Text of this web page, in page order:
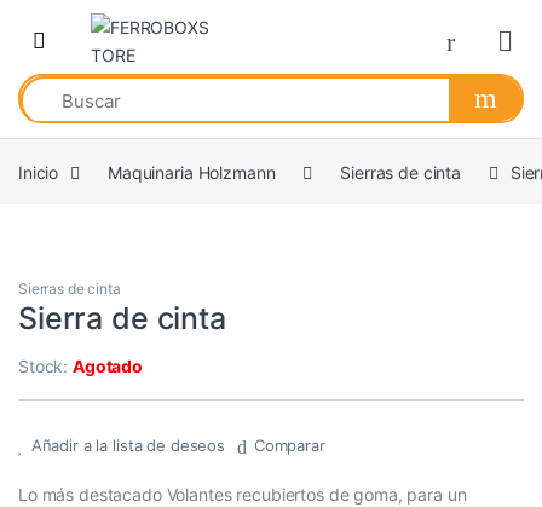
Skip to navigation
Skip to content
Inicio Maquinaria Holzmann Sierras de cinta
Sierras de cinta
Sierra de cinta
Stock:Agotado
Añadir a la lista de deseos Comparar
Lo más destacado Volantes recubiertos de goma, para un